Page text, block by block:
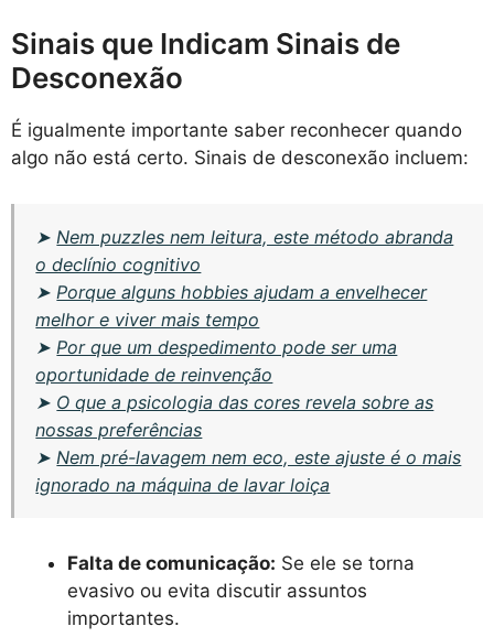
Sinais que Indicam Sinais de
Desconexão
É igualmente importante saber reconhecer quando
algo não está certo. Sinais de desconexão incluem:
➤ Nem puzzles nem leitura, este método abranda
o declínio cognitivo
➤ Porque alguns hobbies ajudam a envelhecer
melhor e viver mais tempo
➤ Por que um despedimento pode ser uma
oportunidade de reinvenção
➤ O que a psicologia das cores revela sobre as
nossas preferências
➤ Nem pré-lavagem nem eco, este ajuste é o mais
ignorado na máquina de lavar loiça
Falta de comunicação: Se ele se torna
evasivo ou evita discutir assuntos
importantes.